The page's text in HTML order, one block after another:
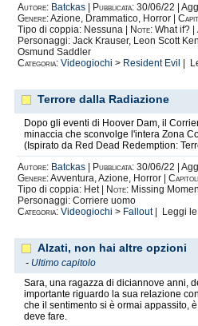
Autore: Batckas Pubblicata: 30/06/22 |
Genere:Azione, Drammatico, Horror |
Tipo di coppia: Nessuna |
Note: What if? |
Personaggi: Jack Krauser, Leon Scott
Osmund Saddler
Categoria: Videogiochi > Resident Evil |
Terrore dalla Radiazione
Dopo gli eventi di Hoover Dam, il
minaccia che sconvolge l'intera Zona
(Ispirato da Red Dead Redemption:
Autore: Batckas Pubblicata: 30/06/22 |
Genere:Avventura, Azione, Horror |
Tipo di coppia: Het |
Note: Missing
Personaggi: Corriere uomo
Categoria: Videogiochi > Fallout| Leggi le
Alzati, non hai altre opzioni
- Ultimo capitolo
Sara, una ragazza di diciannove anni,
importante riguardo la sua relazione
che il sentimento si è ormai appassito,
deve fare.